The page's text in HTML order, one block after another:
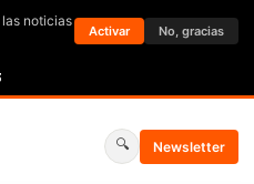
noticias
Activar No, gracias
🔍 Newsletter